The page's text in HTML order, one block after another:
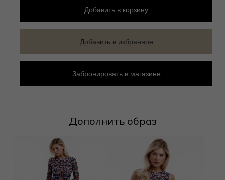
Дополнить образ
Добавить в корзину
Добавить в избранное
Забронировать в магазине